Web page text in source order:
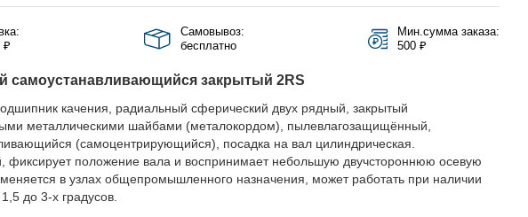
₽
Самовывоз:
бесплатно
Мин.сумма заказа:
500 ₽
самоустанавливающийся закрытый 2RS
качения, радиальный сферический двух рядный, закрытый
металлическими шайбами (металокордом), пылевлагозащищённый,
(самоцентрирующийся), посадка на вал цилиндрическая.
фиксирует положение вала и воспринимает небольшую двучстороннюю осевую
в узлах общепромышленного назначения, может работать при наличии
до 3-х градусов.